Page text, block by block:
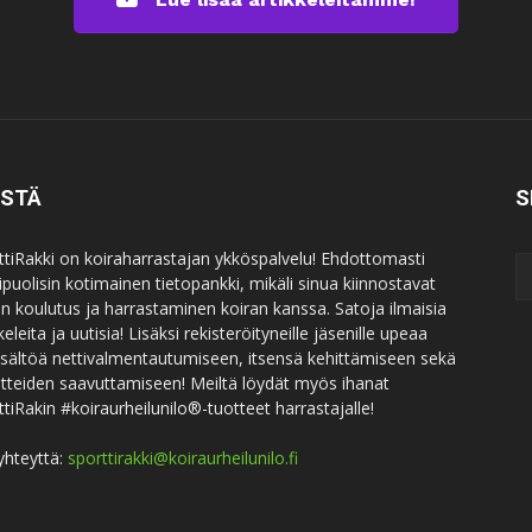
on koiraharrastajan ykköspalvelu! Ehdottomasti
kotimainen tietopankki, mikäli sinua kiinnostavat
koulutus ja harrastaminen koiran kanssa. Satoja ilmaisia
ja uutisia! Lisäksi rekisteröityneille jäsenille upeaa
nettivalmentautumiseen, itsensä kehittämiseen sekä
saavuttamiseen! Meiltä löydät myös ihanat
#koiraurheilunilo®-tuotteet harrastajalle!
sporttirakki@koiraurheilunilo.fi